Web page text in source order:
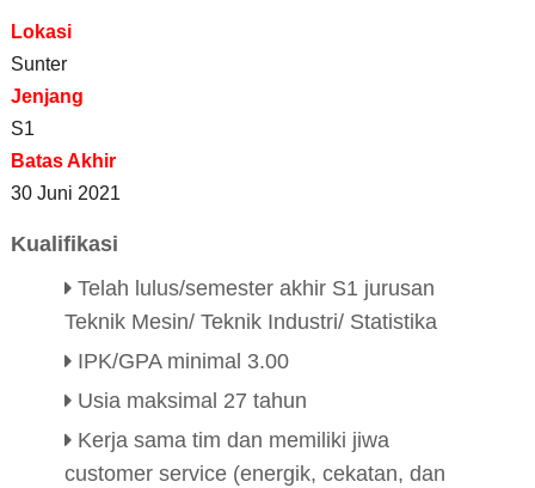
Lokasi
Sunter
Jenjang
S1
Batas Akhir
30 Juni 2021
Kualifikasi
Telah lulus/semester akhir S1 jurusan
Teknik Mesin/ Teknik Industri/ Statistika
IPK/GPA minimal 3.00
Usia maksimal 27 tahun
Kerja sama tim dan memiliki jiwa
customer service (energik, cekatan, dan